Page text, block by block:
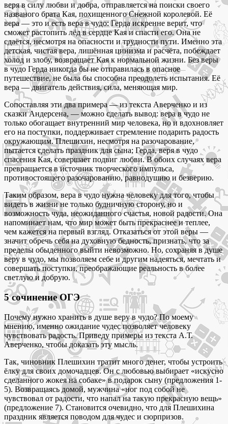
веря в силу любви и добра, отправляется на поиски своего
названого брата Кая, похищенного Снежной королевой. Её
вера — это и есть вера в чудо: Герда искренне верит, что
сможет растопить лёд в сердце Кая и спасти его. Она не
сдаётся, несмотря на опасности и трудности пути. Именно эта
детская, чистая вера, лишённая цинизма и расчёта, побеждает
холод и злобу, возвращает Кая к нормальной жизни. Без веры
в чудо Герда никогда бы не отправилась в опасное
путешествие, не была бы способна преодолеть испытания. Её
вера — двигатель действия, сила, меняющая мир.
Сопоставляя эти два примера — из текста Аверченко и из
сказки Андерсена, — можно сделать вывод: вера в чудо не
только обогащает внутренний мир человека, но и вдохновляет
его на поступки, поддерживает стремление подарить радость
окружающим. Плешихин, несмотря на разочарование,
пытается сделать праздник для сына; Герда, веря в чудо
спасения Кая, совершает подвиг любви. В обоих случаях вера
превращается в источник творческого импульса,
противостоящего разочарованию, равнодушию и безверию.
Таким образом, вера в чудо нужна человеку для того, чтобы
видеть в жизни не только будничную сторону, но и
возможность чуда, неожиданного счастья, новой радости. Она
напоминает нам, что мир может быть прекраснее и теплее,
чем кажется на первый взгляд. Отказаться от этой веры —
значит обречь себя на духовную бедность, признать, что за
пределы обыденного выйти невозможно. Но, сохраняя в душе
веру в чудо, мы позволяем себе и другим надеяться, мечтать и
совершать поступки, преображающие реальность в более
светлую и добрую.
5 сочинение ОГЭ
Почему нужно хранить в душе веру в чудо? По моему
мнению, именно ожидание чудес позволяет человеку
чувствовать радость. Приведу примеры из текста А.Т.
Аверченко, чтобы доказать эту мысль.
Так, чиновник Плешихин тратит много денег, чтобы устроить
ёлку для своих домочадцев. Он с любовью выбирает «искусно
сделанного жокея на собаке» в подарок сыну (предложения 1-
5). Возвращаясь домой, мужчина «ног под собой не
чувствовал от радости, что напал на такую прекрасную вещь»
(предложение 7). Становится очевидно, что для Плешихина
праздник является поводом для чудес и сюрпризов.